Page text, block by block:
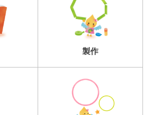
製作